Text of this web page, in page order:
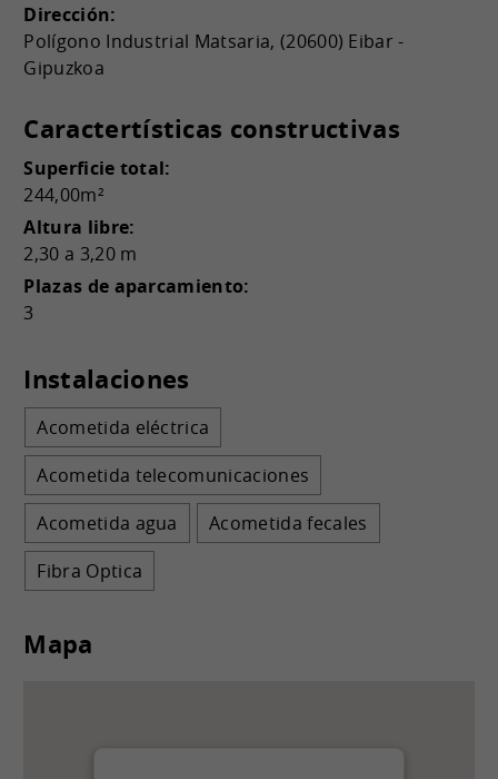
Dirección:
Polígono Industrial Matsaria, (20600) Eibar -
Gipuzkoa
Caractertísticas constructivas
Superficie total:
244,00m²
Altura libre:
2,30 a 3,20 m
Plazas de aparcamiento:
3
Instalaciones
Acometida eléctrica
Acometida telecomunicaciones
Acometida agua
Acometida fecales
Fibra Optica
Mapa